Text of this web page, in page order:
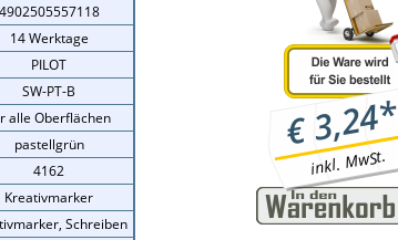
€3,24*
inkl. MwSt.
4902505557118
14 Werktage
PILOT
SW-PT-B
alle Oberflächen
pastellgrün
4162
Kreativmarker
Schreiben